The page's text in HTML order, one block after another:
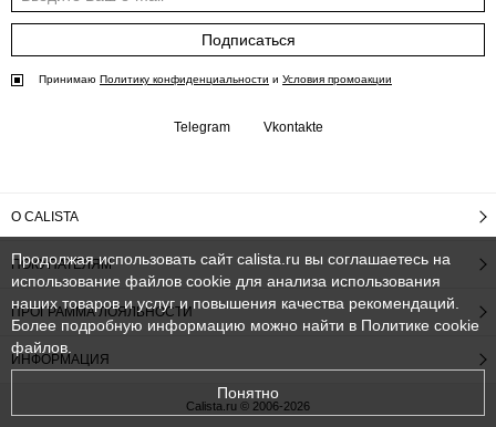
Подписаться
Принимаю Политику конфиденциальности и Условия промоакции
Telegram Vkontakte
О CALISTA
ПОКУПАТЕЛЯМ
ПРОГРАММА ЛОЯЛЬНОСТИ
ИНФОРМАЦИЯ
Calista.ru © 2006-2026
Продолжая использовать сайт calista.ru вы соглашаетесь на
использование файлов cookie для анализа использования
наших товаров и услуг и повышения качества рекомендаций.
Более подробную информацию можно найти в Политике cookie
файлов
Понятно